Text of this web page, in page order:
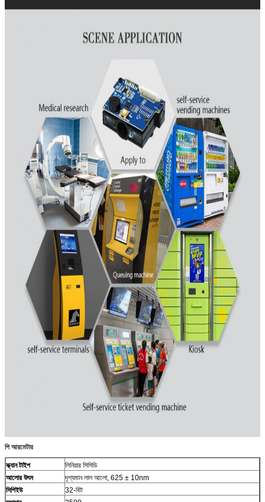
জমা দিন
পি আরমেটার
স্ক্যান টাইপ
লিনিয়ার সিসিডি
আলোর উৎস
দৃশ্যমান লাল আলো, 625 ± 10nm
সিপিইউ
32-বিট